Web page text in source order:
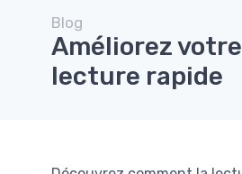
Blog
Améliorez
lecture rapide